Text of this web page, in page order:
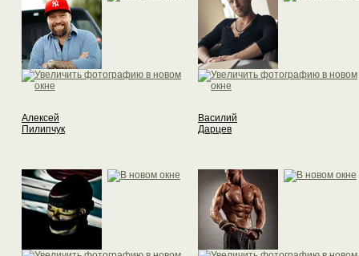
Алексей
Пилипчук
Василий
Дарцев